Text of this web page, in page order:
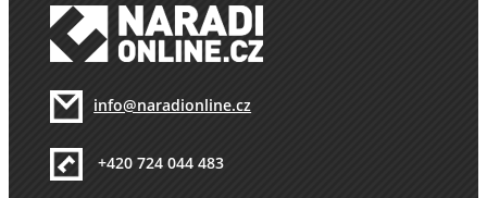
info@naradionline.cz
+420 724 044 483